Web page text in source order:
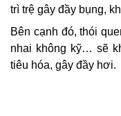
trì trệ gây đầy bụng,
Bên cạnh đó, thói
nhai không kỹ… sẽ
tiêu hóa, gây đầy hơi.